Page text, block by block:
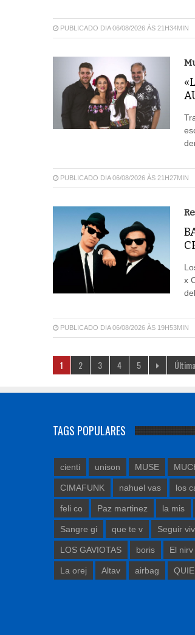
PUBLICADO DIA 06/08/2026 ÀS 21H34MIN
PUBLICADO DIA 06/08/2026 ÀS 21H27MIN
x
PUBLICADO DIA 06/08/2026 ÀS 19H53MIN
1 2 3 4 5
TAGS POPULARES
cienti unison MUSE
CIMAFUNK nahuel vas los
feli co Paz martinez la mis
Sangre gi que te v Seguir
LOS GAVIOTAS boris El nirv
La orej Altav airbag